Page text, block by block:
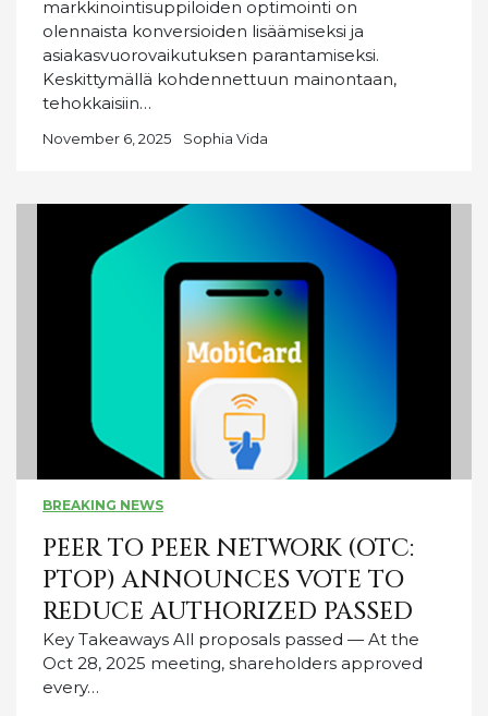
markkinointisuppiloiden optimointi on
olennaista konversioiden lisäämiseksi ja
asiakasvuorovaikutuksen parantamiseksi.
Keskittymällä kohdennettuun mainontaan,
tehokkaisiin…
November 6, 2025 Sophia Vida
BREAKING NEWS
PEER TO PEER NETWORK (OTC:
PTOP) ANNOUNCES VOTE TO
REDUCE AUTHORIZED PASSED
Key Takeaways All proposals passed — At the
Oct 28, 2025 meeting, shareholders approved
every…